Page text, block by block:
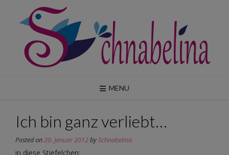
content
MENU
Ich bin ganz verliebt…
Posted on20. Januar 2012bySchnabelina
in diese Stiefelchen: